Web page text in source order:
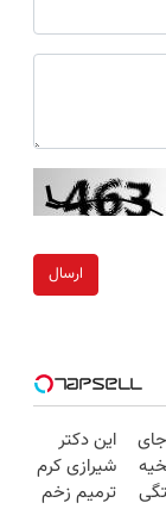
ارسال
این دکتر
شیرازی کرم
ترمیم زخم